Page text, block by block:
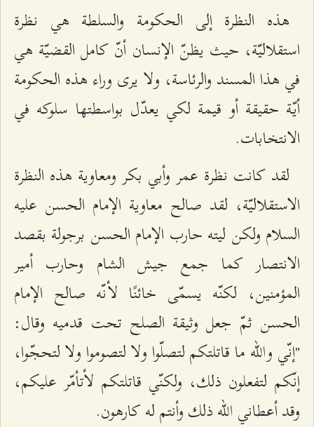
هذه النظرة إلى الحكومة والسلطة هي نظرة
استقلاليّة، حيث يظنّ الإنسان أنّ كامل القضيّة هي
في هذا المسند والرئاسة، ولا يرى وراء هذه الحكومة
أيّة حقيقة أو قيمة لكي يعدّل بواسطتها سلوكه في
الانتخابات.
لقد كانت نظرة عمر وأبي بكر ومعاوية هذه النظرة
الاستقلاليّة، لقد صالح معاوية الإمام الحسن عليه
السلام ولكن ليته حارب الإمام الحسن برجولة بقصد
الانتصار كما جمع جيش الشام وحارب أمير
المؤمنين، لكنّه يسمّى خائنًا لأنّه صالح الإمام
الحسن ثمّ جعل وثيقة الصلح تحت قدميه وقال:
"إنّي والله ما قاتلتكم لتصلّوا ولا لتصوموا ولا لتحجّوا،
إنّكم لتفعلون ذلك، ولكنّي قاتلتكم لأتأمّر عليكم،
وقد أعطاني الله ذلك وأنتم له كارهون.